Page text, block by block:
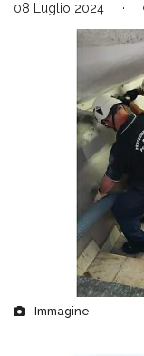
08 Luglio 2024
Immagine